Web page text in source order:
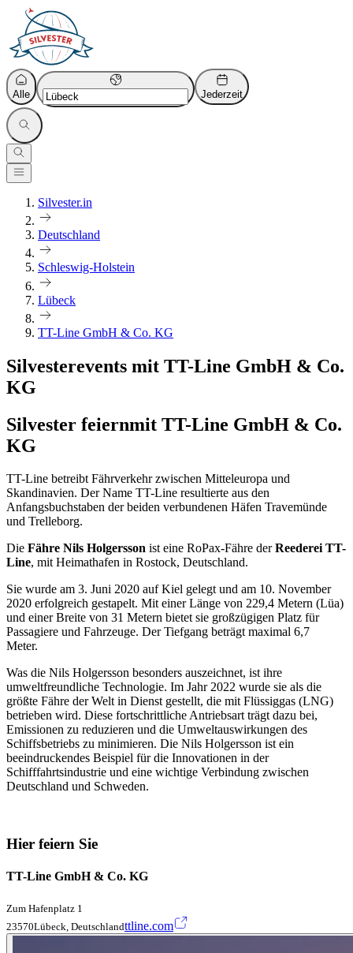
Alle Jederzeit
Silvester.in
Deutschland
Schleswig-Holstein
Lübeck
TT-Line GmbH & Co. KG
Silvesterevents mit TT-Line GmbH & Co.
KG
Silvester feiernmit TT-Line GmbH & Co.
KG
TT-Line betreibt Fährverkehr zwischen Mitteleuropa und
Skandinavien. Der Name TT-Line resultierte aus den
Anfangsbuchstaben der beiden verbundenen Häfen Travemünde
und Trelleborg.
Die Fähre Nils Holgersson ist eine RoPax-Fähre derReederei TT-
Line, mit Heimathafen in Rostock, Deutschland.
Sie wurde am 3. Juni 2020 auf Kiel gelegt und am 10. November
2020 erfolgreich gestapelt. Mit einer Länge von 229,4 Metern (Lüa)
und einer Breite von 31 Metern bietet sie großzügigen Platz für
Passagiere und Fahrzeuge. Der Tiefgang beträgt maximal 6,7
Meter.
Was die Nils Holgersson besonders auszeichnet, ist ihre
umweltfreundliche Technologie. Im Jahr 2022 wurde sie als die
größte Fähre der Welt in Dienst gestellt, die mit Flüssiggas (LNG)
betrieben wird. Diese fortschrittliche Antriebsart trägt dazu bei,
Emissionen zu reduzieren und die Umweltauswirkungen des
Schiffsbetriebs zu minimieren. Die Nils Holgersson ist ein
beeindruckendes Beispiel für die Innovationen in der
Schifffahrtsindustrie und eine wichtige Verbindung zwischen
Deutschland und Schweden.
Hier feiern Sie
TT-Line GmbH & Co. KG
Zum Hafenplatz 1
23570Lübeck, Deutschlandttline.com